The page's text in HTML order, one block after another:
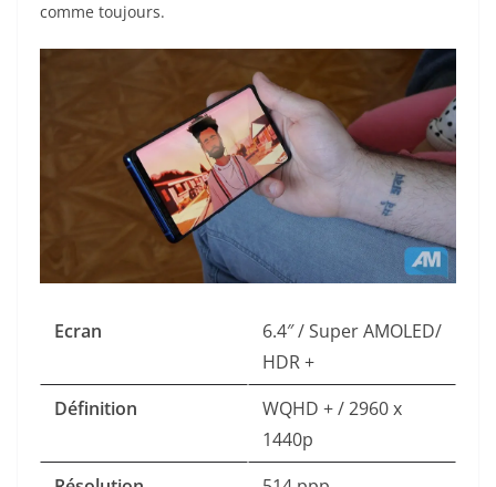
comme toujours.
Ecran
6.4″ / Super AMOLED/
HDR +
Définition
WQHD + / 2960 x
1440p